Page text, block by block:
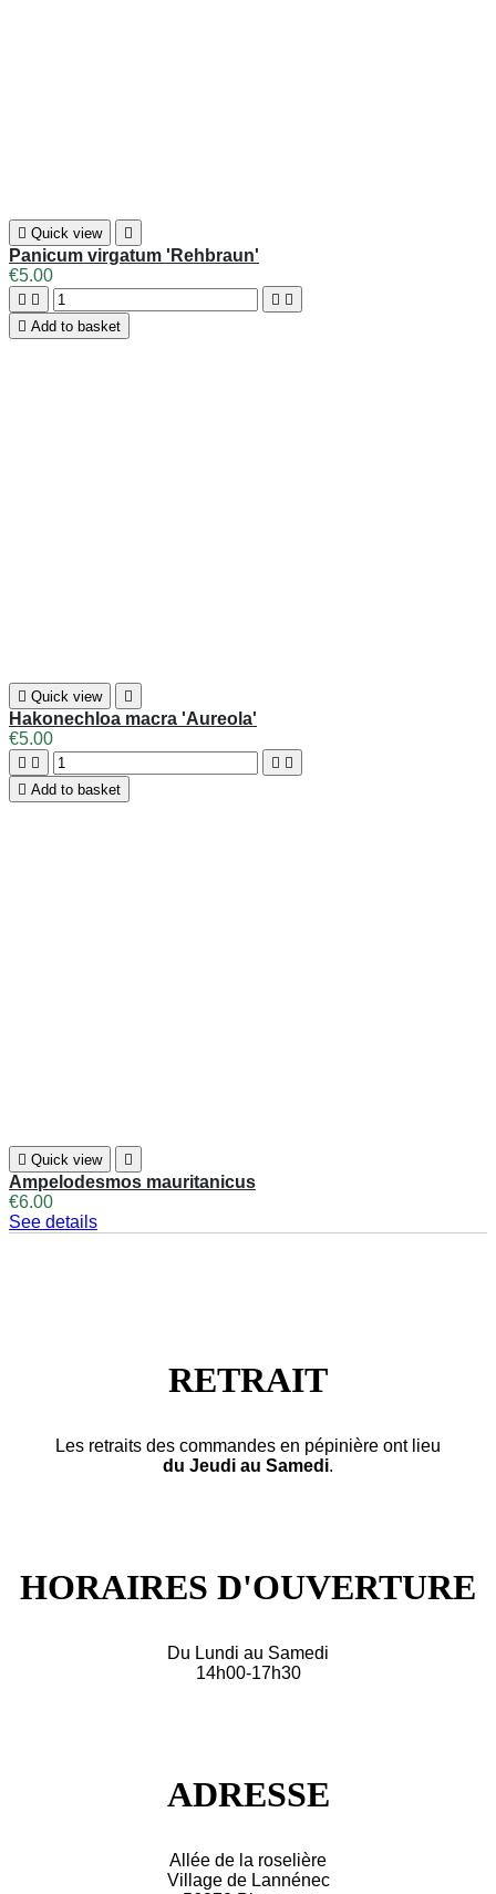
 Quick view 
Panicum virgatum 'Rehbraun'
€5.00
   
 Add to basket
 Quick view 
Hakonechloa macra 'Aureola'
€5.00
   
 Add to basket
 Quick view 
Ampelodesmos mauritanicus
€6.00
See details
RETRAIT
Les retraits des commandes en pépinière ont lieu
du Jeudi au Samedi.
HORAIRES D'OUVERTURE
Du Lundi au Samedi
14h00-17h30
ADRESSE
Allée de la roselière
Village de Lannénec